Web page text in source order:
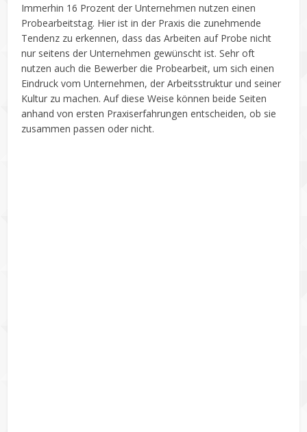
Immerhin 16 Prozent der Unternehmen nutzen einen
Probearbeitstag. Hier ist in der Praxis die zunehmende
Tendenz zu erkennen, dass das Arbeiten auf Probe nicht
nur seitens der Unternehmen gewünscht ist. Sehr oft
nutzen auch die Bewerber die Probearbeit, um sich einen
Eindruck vom Unternehmen, der Arbeitsstruktur und seiner
Kultur zu machen. Auf diese Weise können beide Seiten
anhand von ersten Praxiserfahrungen entscheiden, ob sie
zusammen passen oder nicht.